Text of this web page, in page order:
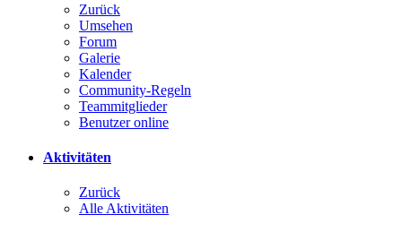
Zurück
Umsehen
Forum
Galerie
Kalender
Community-Regeln
Teammitglieder
Benutzer online
Aktivitäten
Zurück
Alle Aktivitäten